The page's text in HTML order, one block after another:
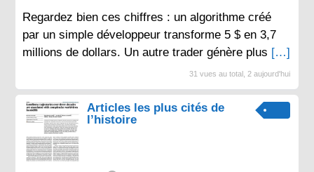
Regardez bien ces chiffres : un algorithme créé
par un simple développeur transforme 5 $ en 3,7
millions de dollars. Un autre trader génère plus […]
31 vues au total, 2 aujourd'hui
Articles les plus cités de
l’histoire